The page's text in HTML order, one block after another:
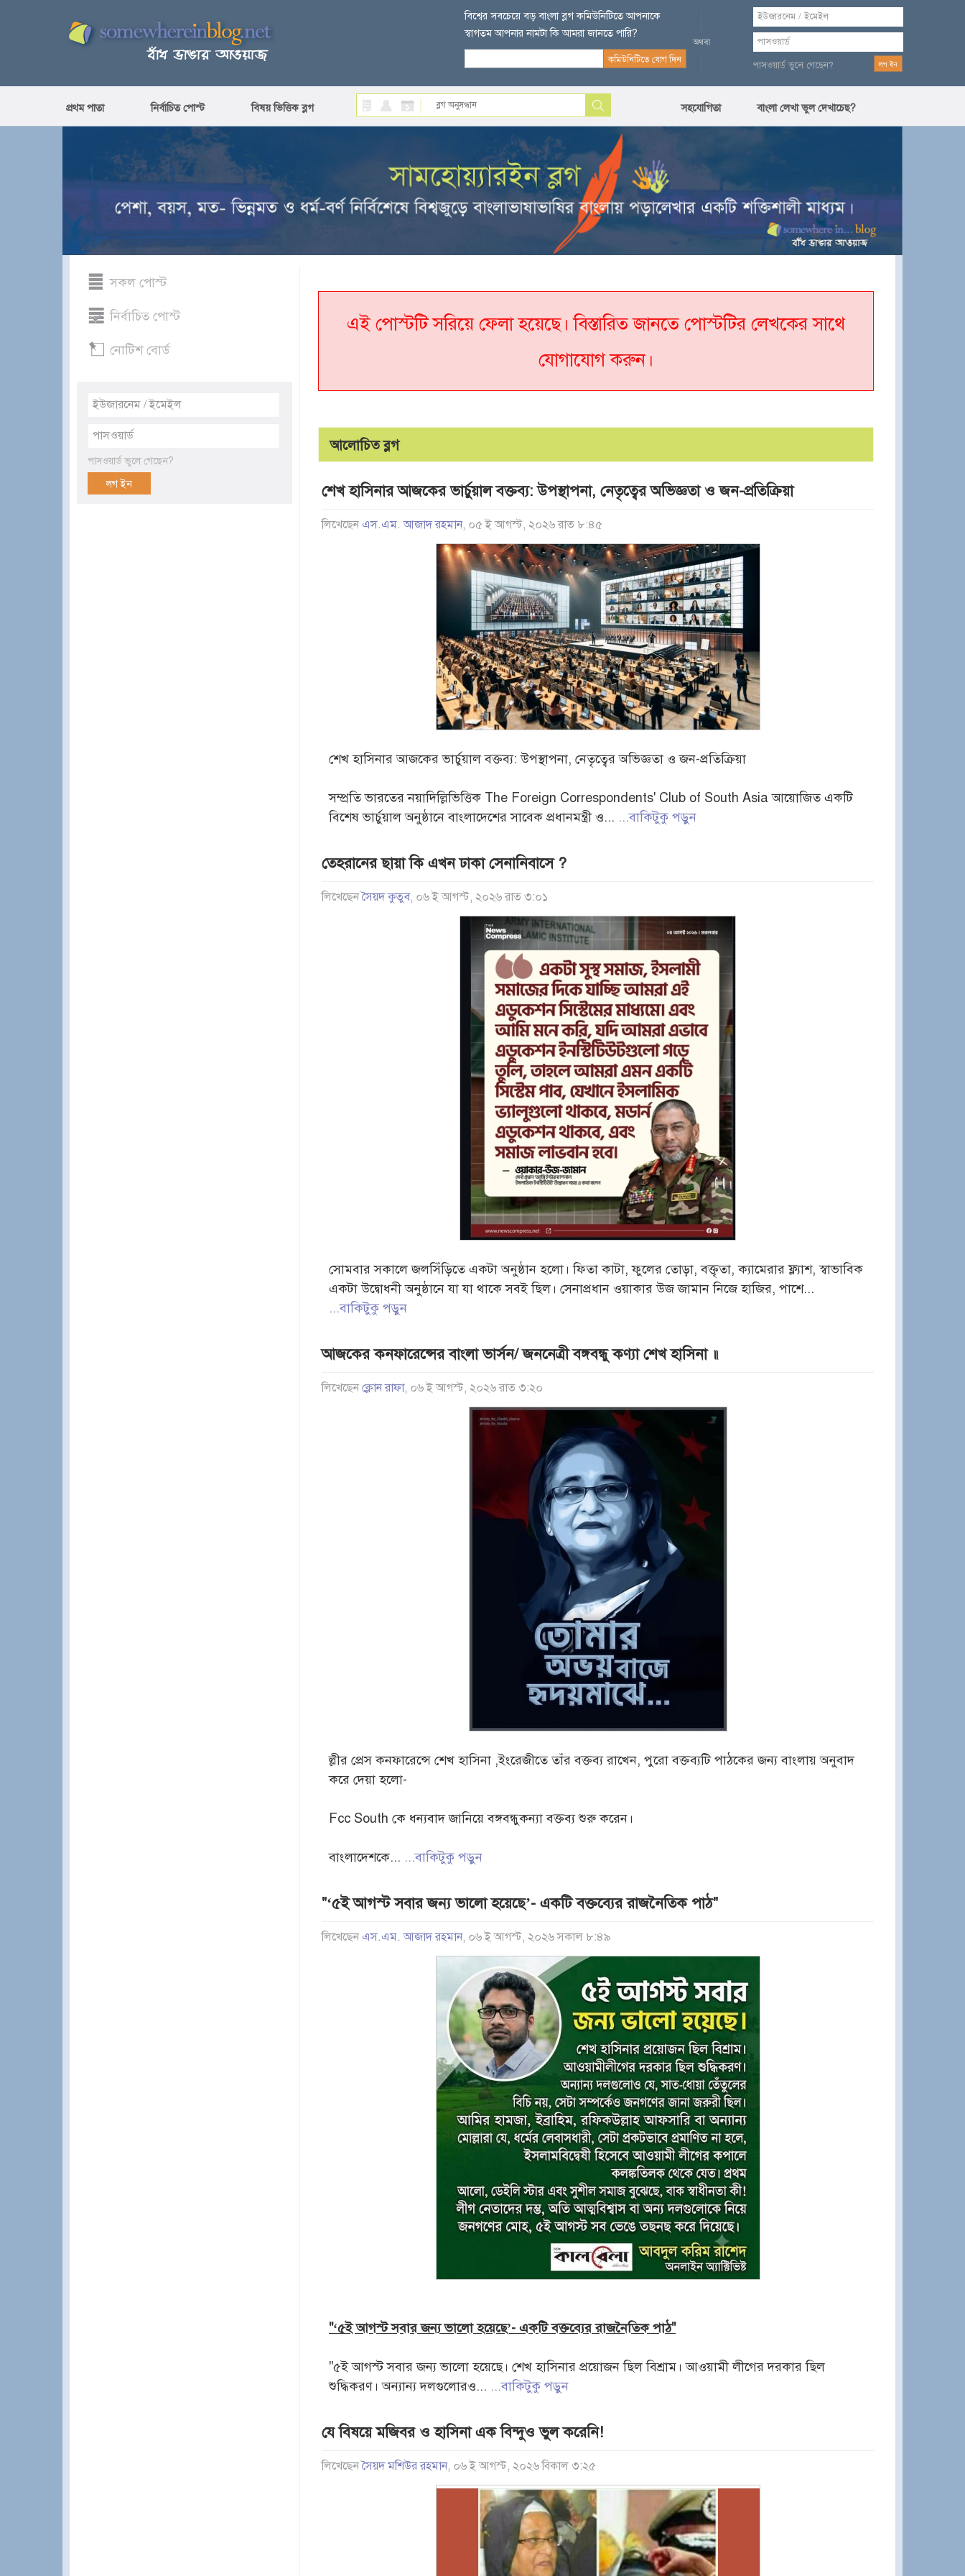
বিশ্বের সবচেয়ে বড় বাংলা ব্লগ কমিউনিটিতে আপনাকে
স্বাগতম আপনার নামটা কি আমরা জানতে পারি?
পাসওয়ার্ড ভুলে গেছেন?
প্রথম পাতা নির্বাচিত পোস্ট বিষয় ভিত্তিক ব্লগ সহযোগিতা বাংলা লেখা ভুল দেখাচেছ?
সকল পোস্ট
নির্বাচিত পোস্ট
নোটিশ বোর্ড
পাসওয়ার্ড ভুলে গেছেন?
এই পোস্টটি সরিয়ে ফেলা হয়েছে। বিস্তারিত জানতে পোস্টটির লেখকের সাথে
যোগাযোগ করুন।
আলোচিত ব্লগ
শেখ হাসিনার আজকের ভার্চুয়াল বক্তব্য: উপস্থাপনা, নেতৃত্বের অভিজ্ঞতা ও জন-প্রতিক্রিয়া
লিখেছেন এস.এম. আজাদ রহমান, ০৫ ই আগস্ট, ২০২৬ রাত ৮:৪৫
শেখ হাসিনার আজকের ভার্চুয়াল বক্তব্য: উপস্থাপনা, নেতৃত্বের অভিজ্ঞতা ও জন-প্রতিক্রিয়া
সম্প্রতি ভারতের নয়াদিল্লিভিত্তিক The Foreign Correspondents' Club of South Asia আয়োজিত একটি
বিশেষ ভার্চুয়াল অনুষ্ঠানে বাংলাদেশের সাবেক প্রধানমন্ত্রী ও... ...বাকিটুকু পড়ুন
তেহরানের ছায়া কি এখন ঢাকা সেনানিবাসে ?
লিখেছেনসৈয়দ কুতুব, ০৬ ই আগস্ট, ২০২৬ রাত ৩:০১
সোমবার সকালে জলসিঁড়িতে একটা অনুষ্ঠান হলো। ফিতা কাটা, ফুলের তোড়া, বক্তৃতা, ক্যামেরার ফ্ল্যাশ, স্বাভাবিক
একটা উদ্বোধনী অনুষ্ঠানে যা যা থাকে সবই ছিল। সেনাপ্রধান ওয়াকার উজ জামান নিজে হাজির, পাশে...
...বাকিটুকু পড়ুন
আজকের কনফারেন্সের বাংলা ভার্সন/ জননেত্রী বঙ্গবন্ধু কণ‍্যা শেখ হাসিনা ॥
লিখেছেন ক্লোন রাফা, ০৬ ই আগস্ট, ২০২৬ রাত ৩:২০
ল্লীর প্রেস কনফারেন্সে শেখ হাসিনা ,ইংরেজীতে তাঁর বক্তব্য রাখেন, পুরো বক্তব্যটি পাঠকের জন্য বাংলায় অনুবাদ
করে দেয়া হলো-
Fcc South কে ধন্যবাদ জানিয়ে বঙ্গবন্ধুকন্যা বক্তব্য শুরু করেন।
বাংলাদেশকে... ...বাকিটুকু পড়ুন
"‘৫ই আগস্ট সবার জন্য ভালো হয়েছে’- একটি বক্তব্যের রাজনৈতিক পাঠ"
লিখেছেন এস.এম. আজাদ রহমান, ০৬ ই আগস্ট, ২০২৬ সকাল ৮:৪৯
"‘৫ই আগস্ট সবার জন্য ভালো হয়েছে’- একটি বক্তব্যের রাজনৈতিক পাঠ"
"৫ই আগস্ট সবার জন্য ভালো হয়েছে। শেখ হাসিনার প্রয়োজন ছিল বিশ্রাম। আওয়ামী লীগের দরকার ছিল
শুদ্ধিকরণ। অন্যান্য দলগুলোরও... ...বাকিটুকু পড়ুন
যে বিষয়ে মজিবর ও হাসিনা এক বিন্দুও ভুল করেনি!
লিখেছেনসৈয়দ মশিউর রহমান, ০৬ ই আগস্ট, ২০২৬ বিকাল ৩:২৫